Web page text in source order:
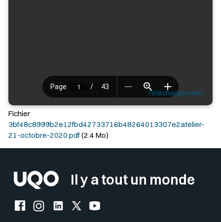
Téléchargement
Fichier
3bf48c8999b2e12fbd42733716b48264013307e2atelier-
21-octobre-2020.pdf(2.4 Mo)
Il y a tout un monde
Facebook de l'UQO
Instagram de l'UQO
LinkedIn de l'UQO
X (Twitter) de l'UQO
YouTube de l'UQO